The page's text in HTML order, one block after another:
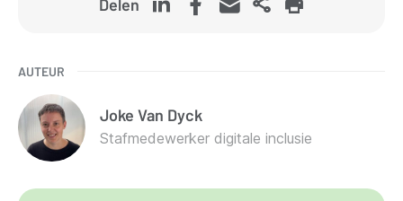
Delen
AUTEUR
Joke Van Dyck
Stafmedewerker digitale inclusie